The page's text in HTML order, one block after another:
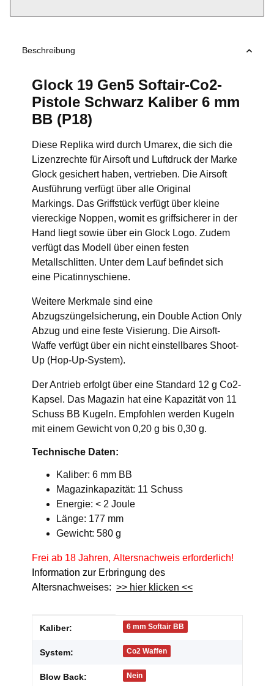
Beschreibung
Glock 19 Gen5 Softair-Co2-
Pistole Schwarz Kaliber 6 mm
BB (P18)
Diese Replika wird durch Umarex, die sich die
Lizenzrechte für Airsoft und Luftdruck der Marke
Glock gesichert haben, vertrieben. Die Airsoft
Ausführung verfügt über alle Original
Markings. Das Griffstück verfügt über kleine
viereckige Noppen, womit es griffsicherer in der
Hand liegt sowie über ein Glock Logo. Zudem
verfügt das Modell über einen festen
Metallschlitten. Unter dem Lauf befindet sich
eine Picatinnyschiene.
Weitere Merkmale sind eine
Abzugszüngelsicherung, ein Double Action Only
Abzug und eine feste Visierung. Die Airsoft-
Waffe verfügt über ein nicht einstellbares Shoot-
Up (Hop-Up-System).
Der Antrieb erfolgt über eine Standard 12 g Co2-
Kapsel. Das Magazin hat eine Kapazität von 11
Schuss BB Kugeln. Empfohlen werden Kugeln
mit einem Gewicht von 0,20 g bis 0,30 g.
Technische Daten:
Kaliber: 6 mm BB
Magazinkapazität: 11 Schuss
Energie: < 2 Joule
Länge: 177 mm
Gewicht: 580 g
Frei ab 18 Jahren, Altersnachweis erforderlich!
Information zur Erbringung des
Altersnachweises: >> hier klicken <<
Produkteigenschaft
Wert
Kaliber: 6 mm Softair BB
System: Co2 Waffen
Blow Back: Nein